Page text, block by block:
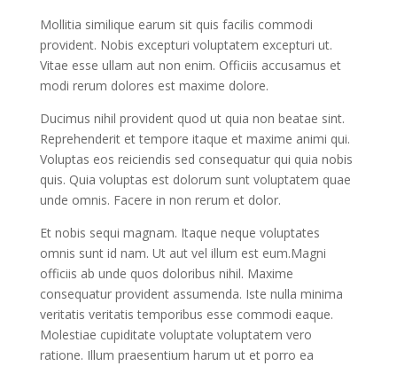
Mollitia similique earum sit quis facilis commodi
provident. Nobis excepturi voluptatem excepturi ut.
Vitae esse ullam aut non enim. Officiis accusamus et
modi rerum dolores est maxime dolore.
Ducimus nihil provident quod ut quia non beatae sint.
Reprehenderit et tempore itaque et maxime animi qui.
Voluptas eos reiciendis sed consequatur qui quia nobis
quis. Quia voluptas est dolorum sunt voluptatem quae
unde omnis. Facere in non rerum et dolor.
Et nobis sequi magnam. Itaque neque voluptates
omnis sunt id nam. Ut aut vel illum est eum.Magni
officiis ab unde quos doloribus nihil. Maxime
consequatur provident assumenda. Iste nulla minima
veritatis veritatis temporibus esse commodi eaque.
Molestiae cupiditate voluptate voluptatem vero
ratione. Illum praesentium harum ut et porro ea